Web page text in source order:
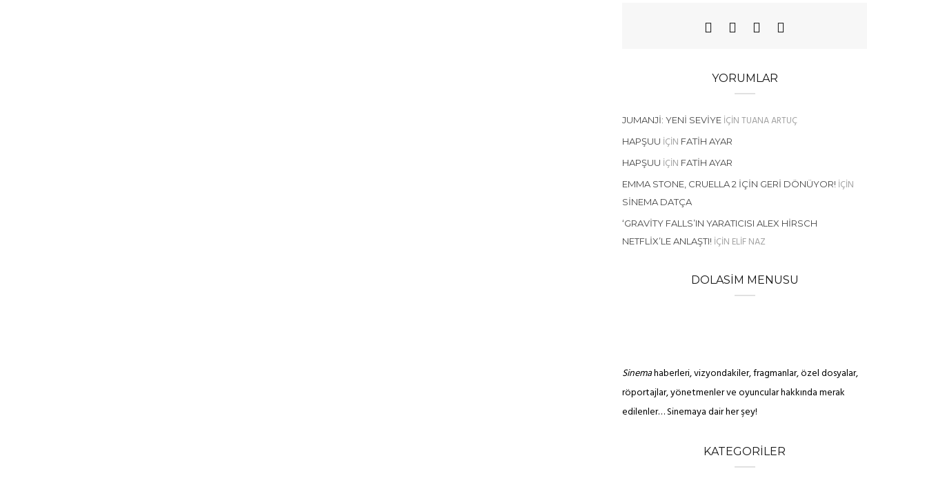
YORUMLAR
JUMANJI: YENI SEVIYE IÇINTUANA ARTUÇ
HAPŞUU IÇIN FATIH AYAR
HAPŞUU IÇIN FATIH AYAR
EMMA STONE, CRUELLA 2 İÇIN GERI DÖNÜYOR! IÇIN
SINEMA DATÇA
‘GRAVITY FALLS’IN YARATICISI ALEX HIRSCH
NETFLIX’LE ANLAŞTI! IÇIN ELIF NAZ
DOLASIM MENUSU
Sinemahaberleri, vizyondakiler, fragmanlar, özel dosyalar,
röportajlar, yönetmenler ve oyuncular hakkında merak
edilenler… Sinemaya dair her şey!
KATEGORILER